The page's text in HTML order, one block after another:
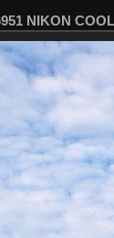
NIKON